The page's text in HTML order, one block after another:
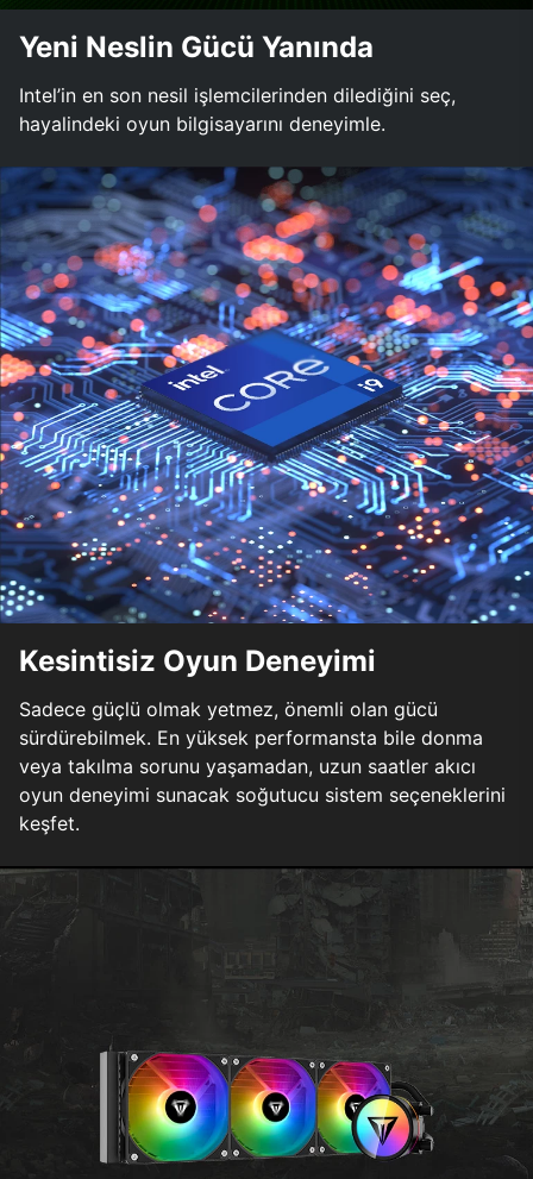
Yeni Neslin Gücü Yanında
Intel’in en son nesil işlemcilerinden dilediğini seç,
hayalindeki oyun bilgisayarını deneyimle.
Kesintisiz Oyun Deneyimi
Sadece güçlü olmak yetmez, önemli olan gücü
sürdürebilmek. En yüksek performansta bile donma
veya takılma sorunu yaşamadan, uzun saatler akıcı
oyun deneyimi sunacak soğutucu sistem seçeneklerini
keşfet.